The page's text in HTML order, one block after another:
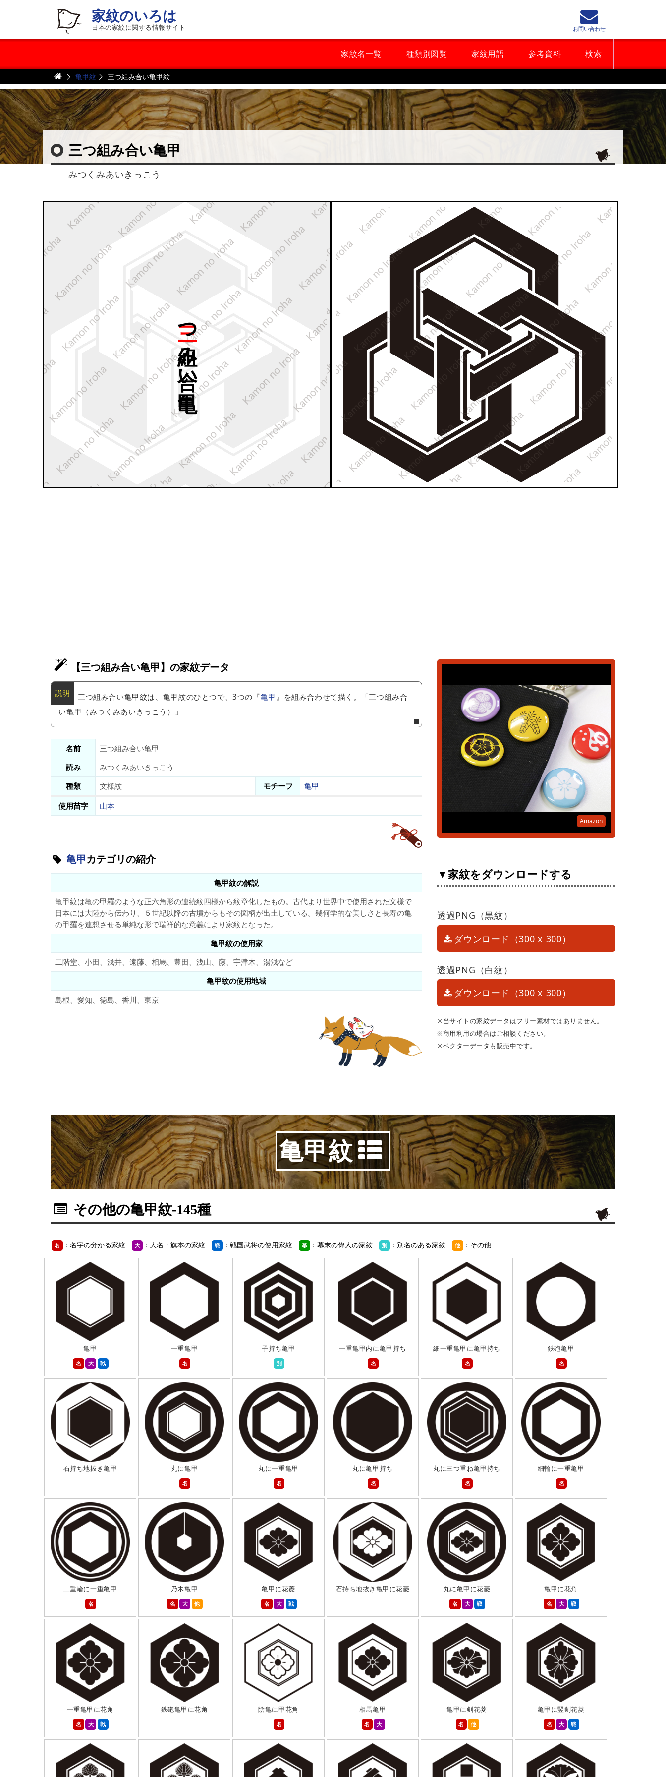
家紋のいろは
日本の家紋に関する情報サイト
家紋名一覧 種類別図覧 家紋用語 参考資料 検索
お問い合わせ
亀甲紋 三つ組み合い亀甲紋
三つ組み合い亀甲
みつくみあいきっこう
亀甲
【三つ組み合い亀甲】の家紋データ
三つ組み合い亀甲紋は、亀甲紋のひとつで、3つの『亀甲 』を組み合わせて描く。「三つ組み合
い亀甲（みつくみあいきっこう）」
名前
三つ組み合い亀甲
読み
みつくみあいきっこう
種類
文様紋 モチーフ
亀甲
使用苗字
山本
亀甲 カテゴリの紹介
亀甲紋の解説
亀甲紋は亀の甲羅のような正六角形の連続紋四様から紋章化したもの。古代より世界中で使用された文様で
日本には大陸から伝わり、５世紀以降の古墳からもその図柄が出土している。幾何学的な美しさと長寿の亀
の甲羅を連想させる単純な形で瑞祥的な意義により家紋となった。
亀甲紋の使用家
二階堂、小田、浅井、遠藤、相馬、豊田、浅山、藤、宇津木、湯浅など
亀甲紋の使用地域
島根、愛知、徳島、香川、東京
Amazon
▼家紋をダウンロードする
透過PNG（黒紋）
ダウンロード（300 x 300）
透過PNG（白紋）
ダウンロード（300 x 300）
※当サイトの家紋データはフリー素材ではありません。
※商用利用の場合はご相談ください。
※ベクターデータも販売中です。
亀甲紋
その他の亀甲紋-145種
名 ：名字の分かる家紋 大 ：大名・旗本の家紋 戦 ：戦国武将の使用家紋 幕 ：幕末の偉人の家紋 別 ：別名のある家紋 他 ：その他
亀甲
名
大 戦
一重亀甲
名
子持ち亀甲
別
一重亀甲内に亀甲持ち
名
細一重亀甲に亀甲持ち
名
鉄砲亀甲
名
石持ち地抜き亀甲
丸に亀甲
名
丸に一重亀甲
名
丸に亀甲持ち
名
丸に三つ重ね亀甲持ち
名
細輪に一重亀甲
名
二重輪に一重亀甲
名
乃木亀甲
名
大 他
亀甲に花菱
名
大 戦
石持ち地抜き亀甲に花菱
丸に亀甲に花菱
名
大 戦
亀甲に花角
名
大 戦
一重亀甲に花角
名
大 戦
鉄砲亀甲に花角
陰亀に甲花角
名
相馬亀甲
名
大
亀甲に剣花菱
名
他
亀甲に竪剣花菱
名
大 戦